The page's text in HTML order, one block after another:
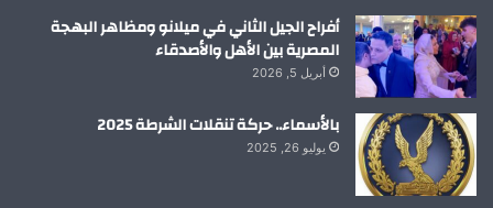
أفراح الجيل الثاني في ميلانو ومظاهر البهجة
المصرية بين الأهل والأصدقاء
أبريل 5, 2026
بالأسماء.. حركة تنقلات الشرطة 2025
يوليو 26, 2025